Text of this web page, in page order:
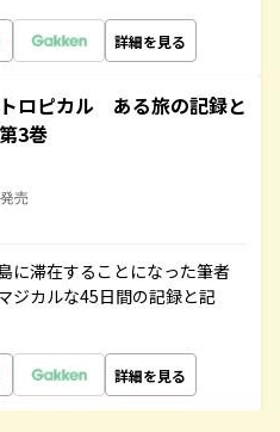
詳細を見る
ロピカル ある旅の記録と
3巻
売
に滞在することになった筆者
ジカルな45日間の記録と記
詳細を見る